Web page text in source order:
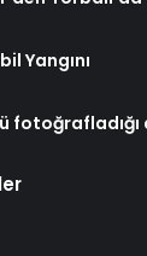
Yangını